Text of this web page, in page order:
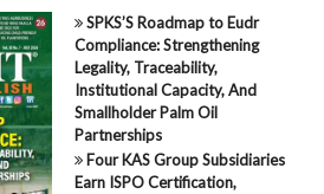
SPKS’S Roadmap to Eudr
Compliance: Strengthening
Legality, Traceability,
Institutional Capacity, And
Smallholder Palm Oil
Partnerships
Four KAS Group Subsidiaries
Earn ISPO Certification,